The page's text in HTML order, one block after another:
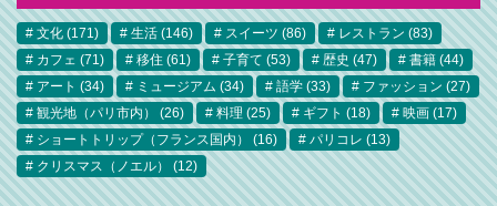
文化 (171) 生活 (146) スイーツ (86) レストラン (83)
カフェ (71) 移住 (61) 子育て (53) 歴史 (47) 書籍 (44)
アート (34) ミュージアム (34) 語学 (33) ファッション (27)
観光地（パリ市内）
(26) 料理 (25) ギフト (18) 映画 (17)
ショートトリップ（フランス国内）
(16) パリコレ (13)
クリスマス（ノエル）
(12)